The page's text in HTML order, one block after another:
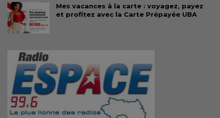
Mes vacances à la carte : voyagez, payez
et profitez avec la Carte Prépayée UBA